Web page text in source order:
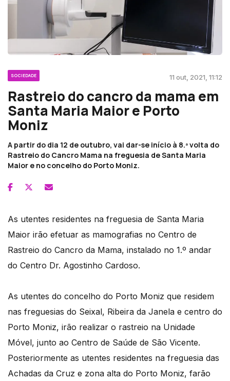
SOCIEDADE 11 out, 2021, 11:12
Rastreio do cancro da mama em
Santa Maria Maior e Porto
Moniz
A partir do dia 12 de outubro, vai dar-se início à 8.ª volta do
Rastreio do Cancro Mama na freguesia de Santa Maria
Maior e no concelho do Porto Moniz.
As utentes residentes na freguesia de Santa Maria
Maior irão efetuar as mamografias no Centro de
Rastreio do Cancro da Mama, instalado no 1.º andar
do Centro Dr. Agostinho Cardoso.
As utentes do concelho do Porto Moniz que residem
nas freguesias do Seixal, Ribeira da Janela e centro do
Porto Moniz, irão realizar o rastreio na Unidade
Móvel, junto ao Centro de Saúde de São Vicente.
Posteriormente as utentes residentes na freguesia das
Achadas da Cruz e zona alta do Porto Moniz, farão